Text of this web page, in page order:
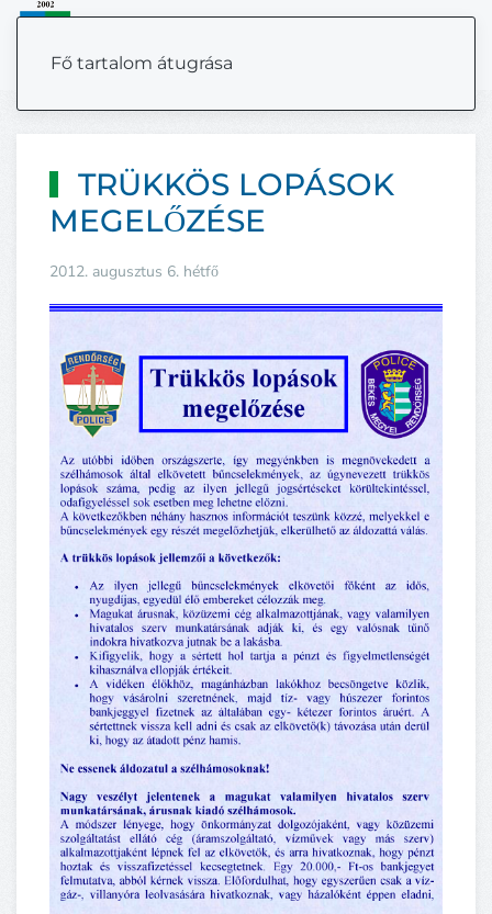
Fő tartalom átugrása
TRÜKKÖS LOPÁSOK
MEGELŐZÉSE
2012. augusztus 6. hétfő